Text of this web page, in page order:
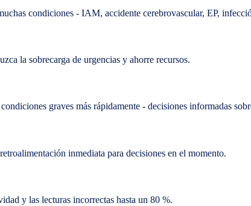
condiciones - IAM, accidente cerebrovascular, EP,
la sobrecarga de urgencias y ahorre recursos.
graves más rápidamente - decisiones informadas
inmediata para decisiones en el momento.
y las lecturas incorrectas hasta un 80 %.